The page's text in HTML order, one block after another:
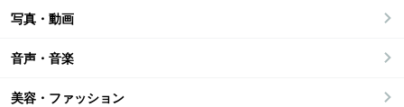
写真・動画
音声・音楽
美容・ファッション